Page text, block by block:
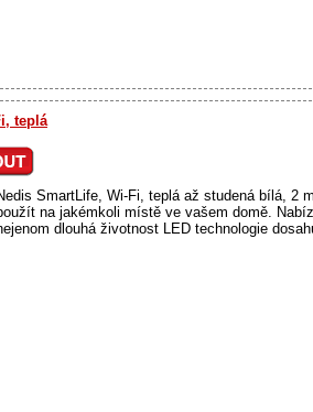
teplá
SmartLife, Wi-Fi, teplá až studená bílá, 2
na jakémkoli místě ve vašem domě.
dlouhá životnost LED technologie